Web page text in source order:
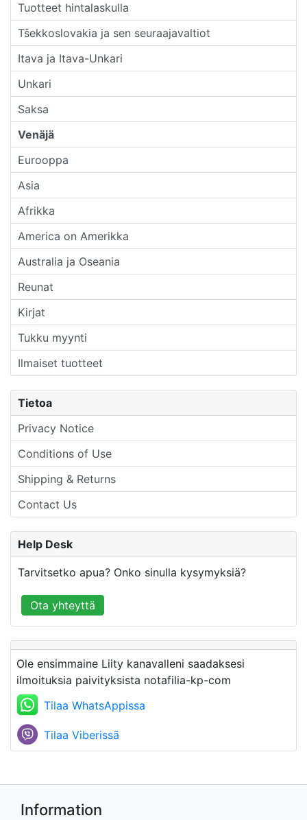
Tuotteet hintalaskulla
Tšekkoslovakia ja sen seuraajavaltiot
Itava ja Itava-Unkari
Unkari
Saksa
Venäjä
Eurooppa
Asia
Afrikka
America on Amerikka
Australia ja Oseania
Reunat
Kirjat
Tukku myynti
Ilmaiset tuotteet
Tietoa
Privacy Notice
Conditions of Use
Shipping & Returns
Contact Us
Help Desk
Tarvitsetko apua? Onko sinulla kysymyksiä?
Ota yhteyttä
Ole ensimmaine Liity kanavalleni saadaksesi
ilmoituksia paivityksista notafilia-kp-com
Tilaa WhatsAppissa
Tilaa Viberissã
Information